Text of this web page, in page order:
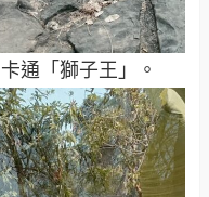
通「獅子王」。